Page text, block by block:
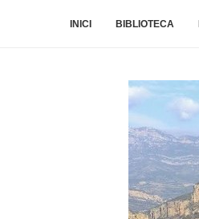
INICI BIBLIOTECA